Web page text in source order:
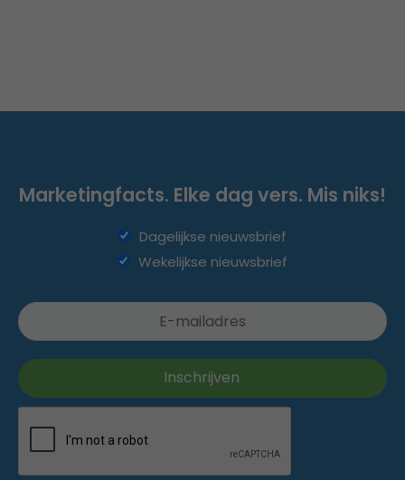
Marketingfacts. Elke dag vers. Mis niks!
Dagelijkse nieuwsbrief
Wekelijkse nieuwsbrief